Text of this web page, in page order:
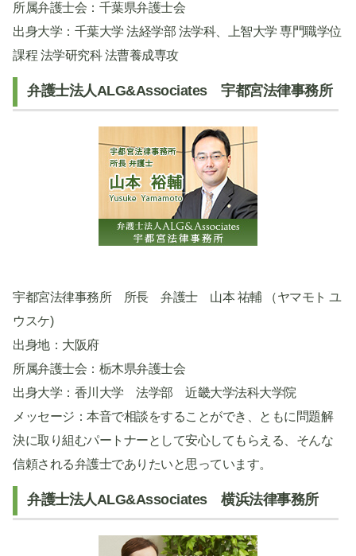
所属弁護士会：千葉県弁護士会
出身大学：千葉大学 法経学部 法学科、上智大学 専門職学位
課程 法学研究科 法曹養成専攻
弁護士法人ALG&Associates 宇都宮法律事務所
宇都宮法律事務所 所長 弁護士 山本 祐輔 （ヤマモト ユ
ウスケ)
出身地：大阪府
所属弁護士会：栃木県弁護士会
出身大学：香川大学 法学部 近畿大学法科大学院
メッセージ：本音で相談をすることができ、ともに問題解
決に取り組むパートナーとして安心してもらえる、そんな
信頼される弁護士でありたいと思っています。
弁護士法人ALG&Associates 横浜法律事務所